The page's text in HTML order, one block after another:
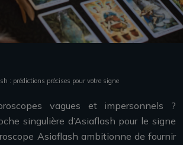
: prédictions précises pour votre signe
vagues et impersonnels ?
singulière d’Asiaflash pour le signe
Asiaflash ambitionne de fournir